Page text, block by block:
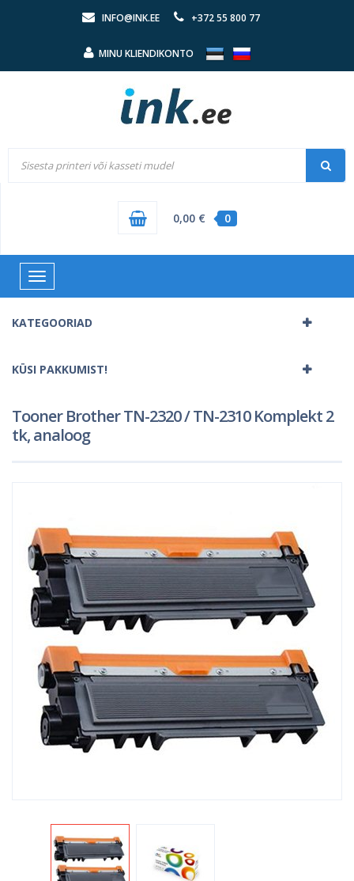
INFO@INK.EE +372 55 800 77
MINU KLIENDIKONTO
0
0,00 €
Toggle
navigation
KATEGOORIAD
KÜSI PAKKUMIST!
Tooner Brother TN-2320 / TN-2310 Komplekt 2
tk, analoog